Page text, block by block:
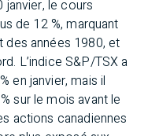
janvier, le cours
de 12 %, marquant
années 1980, et
L’indice S&P/TSX a
en janvier, mais il
sur le mois avant le
actions canadiennes